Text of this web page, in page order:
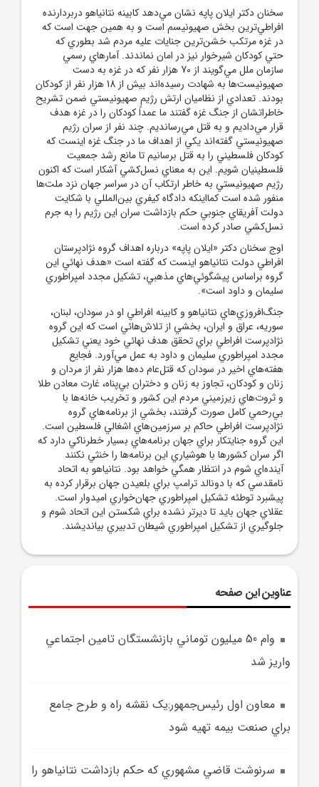
سخنان دکتر ايلان پاپه نشان مي‌دهد کابينه نتانياهو دربردارنده
افراطي‌ترين بخش صهيونيسم است و به همين جهت است که
در غزه مرتکب خشن‌ترين جنايات عليه مردم شد بطوري که
حتي کودکان شيرخوار نيز در امان نماندند. آمارهاي رسمي
سازمان ملل مي‌گويند از 70 هزار نفر که در غزه به دست
صهيونيست‌ها به شهادت رسيده‌اند بيش از 18 هزار نفر از کودکان
بودند. تعدادي از نظاميان ارتش رژيم صهيونيستي ضمن تشريح
خاطراتشان از جنگ غزه گفتند ما عمداً کودکان را در غزه هدف
قرار مي‌داديم و به قتل مي‌رسانديم. چند نفر از سران رژيم
صهيونيستي گفته‌اند يکي از اهداف ما در جنگ غزه اينست که
کودکان فلسطيني را به قتل برسانيم تا مانع رشد جمعيت
فلسطينيان شويم. اين به معناي نسل‌کشي آشکار است که اکنون
رژيم صهيونيستي به خاطر ارتکاب آن در سراسر جهان نزد ملت‌ها
منفور شده است کمااينکه دادگاه کيفري بين‌المللي با شکايت
دولت آفريقاي جنوبي حکم بازداشت سران اين رژيم را به جرم
نسل‌کشي صادر کرده است.
اوج سخنان دکتر «ايلان پاپه» درباره اهداف گروه نژادپرستان
افراطي دولت نتانياهو اينست که گفته است «هدف نهائي اين
گروه براساس پيشگوئي‌هاي مذهبي، تشکيل مجدد امپراطوري
سليمان و داود است».
جنگ‌افروزي‌هاي نتانياهو و کابينه افراطي او در سودان، لبنان،
سوريه، عراق و ايران، بخشي از تلاش‌هائي است که اين گروه
نژادپرست افراطي براي تحقق هدف نهائي خود يعني تشکيل
مجدد امپراطوري سليمان و داود به عمل مي‌آورد. فجايع
هفته‌هاي اخير در سودان که قتل‌عام ده‌ها هزار نفر از مردان و
زنان و کودکان، تجاوز به زنان و دختران بي‌پناه، غارت معادن طلا
و ثروت‌هاي زيرزميني مردم اين کشور و تخريب خانه‌ها با
بي‌رحمي کامل صورت گرفتند، بخشي از برنامه‌هاي گروه
نژادپرست افراطي حاکم بر سرزمين‌هاي اشغالي فلسطين است.
اين گروه جنايتکار براي جهان برنامه‌هاي بسيار خطرناکي دارد که
اگر سران کشورها با هوشياري اين برنامه‌ها را خنثي نکنند
آينده‌اي شوم در انتظار همگي خواهد بود. نتانياهو به اتحاد
نامقدسي که با دونالد ترامپ براي بلعيدن جهان برقرار کرده به
پيشبرد توطئه تشکيل امپراطوري جهان‌خواري اميدوار است.
عقلاي جهان بايد تا ديرتر نشده براي شکستن اين اتحاد شوم و
جلوگيري از تشکيل امپراطوري شيطان تدبيري بيانديشند.
عناوین این صفحه
وام 50 ميليون توماني بازنشستگان تامين اجتماعي
واريز شد
معاون اول رئيس‌جمهور:يک نقشه راه و طرح جامع
براي صنعت بيمه تهيه شود
سرنوشت قاضي مشهوري که حکم بازداشت نتانياهو را